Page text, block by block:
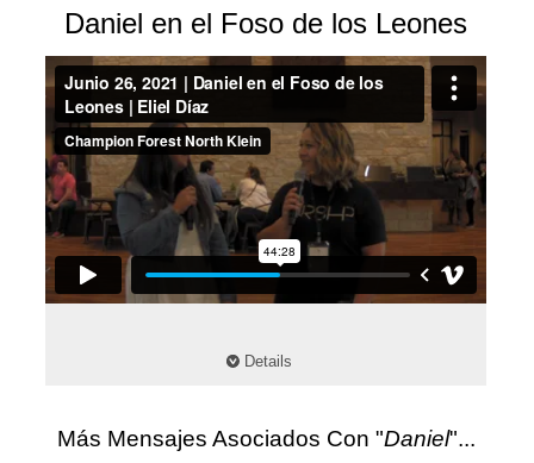
Daniel en el Foso de los Leones
General tab
Details
Más Mensajes Asociados Con "Daniel"...